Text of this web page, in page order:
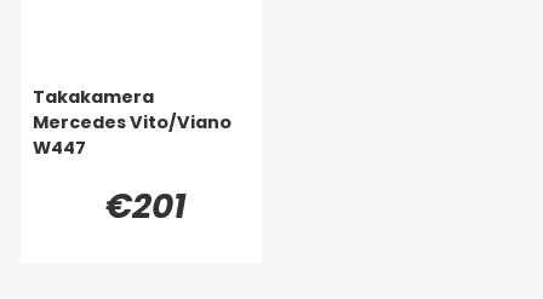
Takakamera
Mercedes Vito/Viano
W447
€201